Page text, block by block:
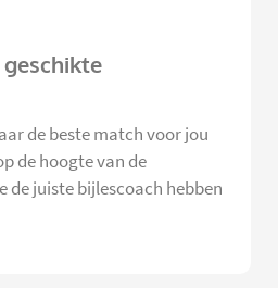
de beste match voor jou
de hoogte van de
juiste bijlescoach hebben